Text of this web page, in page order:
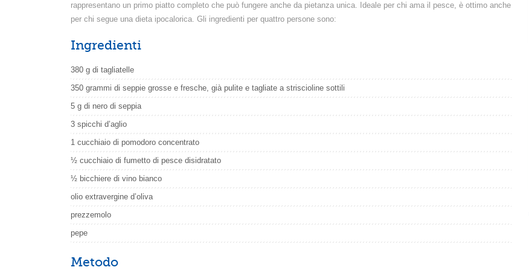
rappresentano un primo piatto completo che può fungere anche da pietanza unica. Ideale per chi ama il pesce, è ottimo anche
per chi segue una dieta ipocalorica. Gli ingredienti per quattro persone sono:
Ingredienti
380 g di tagliatelle
350 grammi di seppie grosse e fresche, già pulite e tagliate a striscioline sottili
5 g di nero di seppia
3 spicchi d’aglio
1 cucchiaio di pomodoro concentrato
½ cucchiaio di fumetto di pesce disidratato
½ bicchiere di vino bianco
olio extravergine d’oliva
prezzemolo
pepe
Metodo